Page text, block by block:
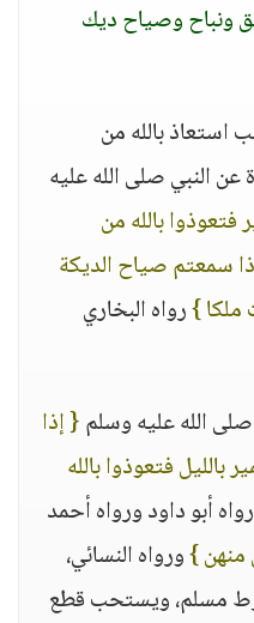
ونباح وصياح ديك
استعاذ بالله من
النبي صلى الله عليه
بالله من
سمعتم صياح الديكة
ملكا }رواه البخاري
الله عليه وسلم{ إذا
فتعوذوا بالله
رواه أبو داود ورواه أحمد
منهن }ورواه النسائي،
مسلم، ويستحب قطع